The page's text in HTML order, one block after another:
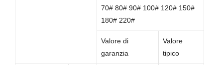
70# 80# 90# 100# 120# 150#
180# 220#
Valore di
garanzia
Valore
tipico